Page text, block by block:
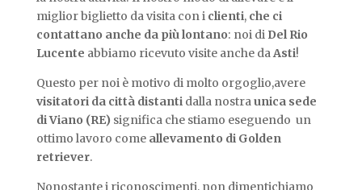
miglior biglietto da visita con i clienti, che ci
contattano anche da più lontano: noi di Del Rio
Lucente abbiamo ricevuto visite anche daAsti!
Questo per noi è motivo di molto orgoglio,avere
visitatori da città distantidalla nostraunica sede
di Viano (RE) significa che stiamo eseguendo un
ottimo lavoro come allevamento di Golden
retriever.